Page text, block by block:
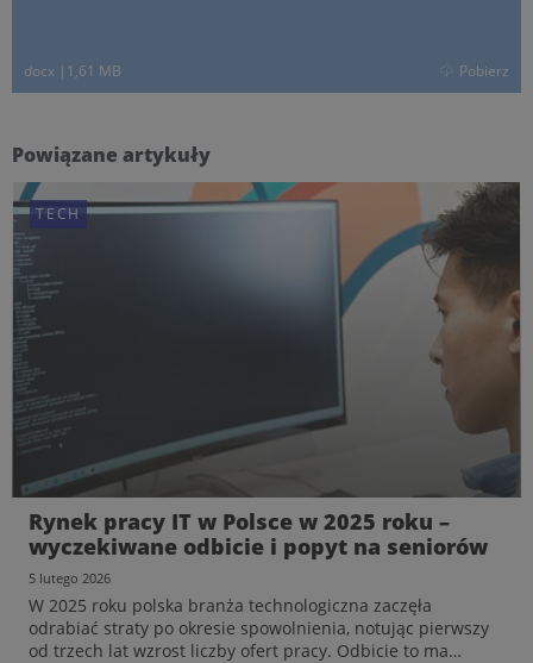
docx | 1,61 MB Pobierz
Powiązane artykuły
TECH
Rynek pracy IT w Polsce w 2025 roku –
wyczekiwane odbicie i popyt na seniorów
5 lutego 2026
W 2025 roku polska branża technologiczna zaczęła
odrabiać straty po okresie spowolnienia, notując pierwszy
od trzech lat wzrost liczby ofert pracy. Odbicie to ma